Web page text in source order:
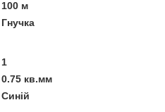
100 м
Гнучка
1
0.75 кв.мм
Синій